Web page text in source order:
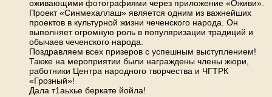
оживающими фотографиями через приложение «Оживи».
Проект «Синмехаллаш» является одним из важнейших
проектов в культурной жизни чеченского народа. Он
выполняет огромную роль в популяризации традиций и
обычаев чеченского народа.
Поздравляем всех призеров с успешным выступлением!
Также на мероприятии были награждены члены жюри,
работники Центра народного творчества и ЧГТРК
«Грозный»!
Дала т1аьхье беркате йойла!